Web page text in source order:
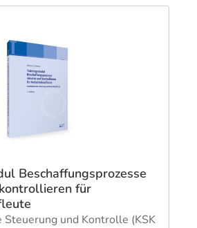
Beschaffungsprozesse
für
Steuerung und Kontrolle (KSK